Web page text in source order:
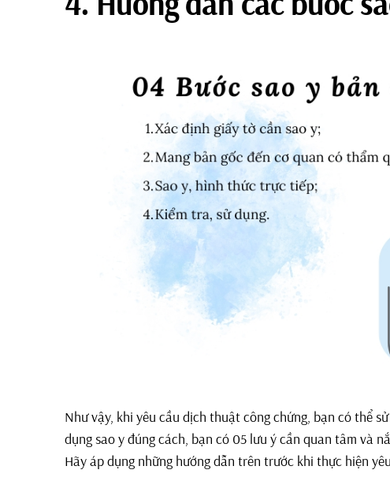
Như vậy, khi yêu cầu dịch thuật công chứng, bạn có thể
dụng sao y đúng cách, bạn có 05 lưu ý cần quan tâm và
Hãy áp dụng những hướng dẫn trên trước khi thực hiện